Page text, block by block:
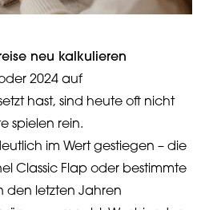
neu kalkulieren
2024 auf
hast, sind heute oft nicht
spielen rein.
im Wert gestiegen – die
Classic Flap oder bestimmte
den letzten Jahren